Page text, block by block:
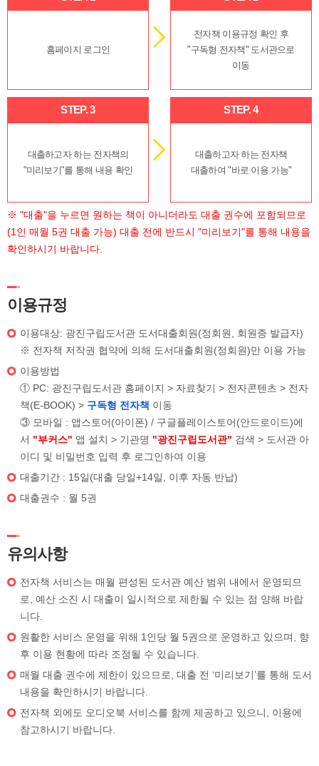
홈페이지 로그인
전자책 이용규정 확인 후
"구독형 전자책" 도서관으로
이동
STEP. 3
대출하고자 하는 전자책의
"미리보기"를 통해 내용 확인
STEP. 4
대출하고자 하는 전자책
대출하여 "바로 이용 가능"
※ "대출"을 누르면 원하는 책이 아니더라도 대출 권수에 포함되므로
(1인 매월 5권 대출 가능) 대출 전에 반드시 "미리보기"를 통해 내용을
확인하시기 바랍니다.
이용규정
이용대상: 광진구립도서관 도서대출회원(정회원, 회원증 발급자)
※ 전자책 저작권 협약에 의해 도서대출회원(정회원)만 이용 가능
이용방법
① PC: 광진구립도서관 홈페이지 > 자료찾기 > 전자콘텐츠 > 전자
책(E-BOOK) > 구독형 전자책 이동
③ 모바일 : 앱스토어(아이폰) / 구글플레이스토어(안드로이드)에
서 "부커스" 앱 설치 > 기관명 "광진구립도서관" 검색 > 도서관 아
이디 및 비밀번호 입력 후 로그인하여 이용
대출기간 : 15일(대출 당일+14일, 이후 자동 반납)
대출권수 : 월 5권
유의사항
전자책 서비스는 매월 편성된 도서관 예산 범위 내에서 운영되므
로, 예산 소진 시 대출이 일시적으로 제한될 수 있는 점 양해 바랍
니다.
원활한 서비스 운영을 위해 1인당 월 5권으로 운영하고 있으며, 향
후 이용 현황에 따라 조정될 수 있습니다.
매월 대출 권수에 제한이 있으므로, 대출 전 ‘미리보기’를 통해 도서
내용을 확인하시기 바랍니다.
전자책 외에도 오디오북 서비스를 함께 제공하고 있으니, 이용에
참고하시기 바랍니다.